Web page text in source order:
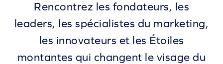
Rencontrez les fondateurs, les
leaders, les spécialistes du marketing,
les innovateurs et les Étoiles
montantes qui changent le visage du